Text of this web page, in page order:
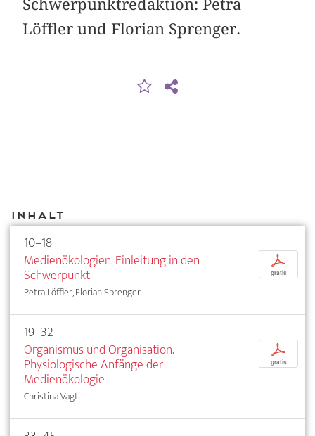
Schwerpunktredaktion: Petra
Löffler und Florian Sprenger.
Inhalt
10–18
Medienökologien. Einleitung in den
Schwerpunkt
Petra Löffler, Florian Sprenger
p
gratis
19–32
Organismus und Organisation.
Physiologische Anfänge der
Medienökologie
Christina Vagt
p
gratis